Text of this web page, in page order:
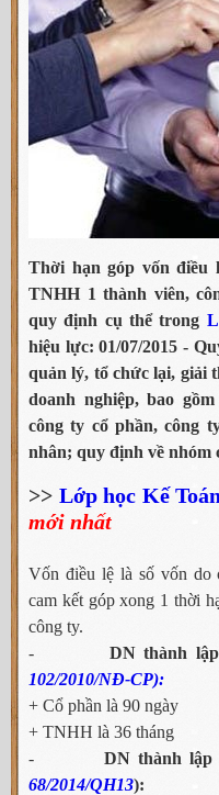
Thời hạn góp vốn điều
TNHH 1 thành viên,
quy định cụ thể trong
hiệu lực: 01/07/2015 -
quản lý, tổ chức lại, giải
doanh nghiệp, bao
công ty cổ phần, công
nhân; quy định về nhóm
>> Lớp học Kế
mới nhất
Vốn điều lệ là số vốn do
cam kết góp xong 1 thời
công ty.
-
DN thành
102/2010/NĐ-CP):
+ Cổ phần là 90 ngày
+ TNHH là 36 tháng
- DN thành lập
68/2014/QH13):